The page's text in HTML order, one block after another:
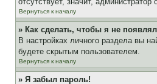
Вернуться к началу
» Как сделать, чтобы я не
В настройках личного раздела вы
будете скрытым пользователем.
Вернуться к началу
» Я забыл пароль!